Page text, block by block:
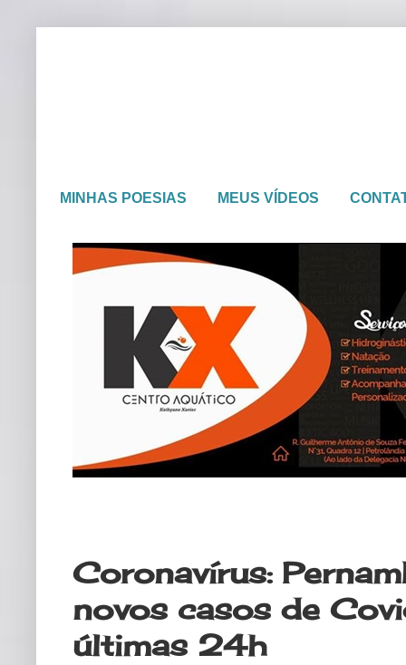
MINHAS POESIAS MEUS VÍDEOS
Coronavírus:
novos casos de
últimas 24h